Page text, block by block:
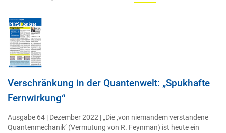
Verschränkung in der Quantenwelt: „Spukhafte
Fernwirkung“
Ausgabe 64 | Dezember 2022 | „Die ‚von niemandem verstandene
Quantenmechanik‘ (Vermutung von R. Feynman) ist heute ein